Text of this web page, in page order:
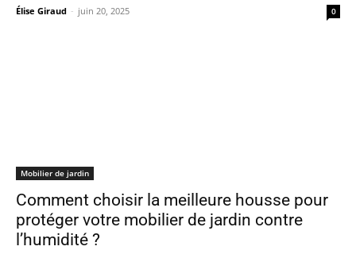
Élise Giraud - juin 20, 2025 0
Mobilier de jardin
Comment choisir la meilleure housse pour
protéger votre mobilier de jardin contre
l’humidité ?